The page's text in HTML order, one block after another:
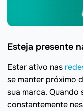
Esteja presente
Estar ativo nas
se manter próximo
sua marca. Quando
constantemente